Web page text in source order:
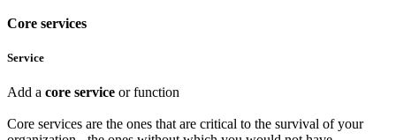
Core services
Service
Add a core service or function
Core services are the ones that are critical to the survival of your